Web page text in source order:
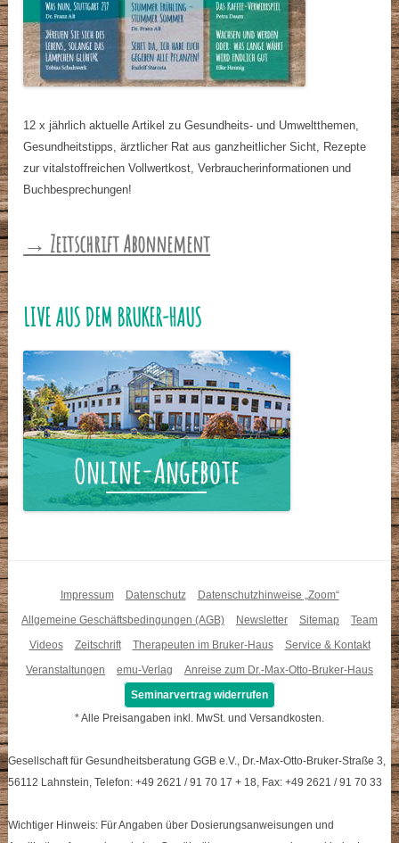
12 x jährlich aktuelle Artikel zu Gesundheits- und Umweltthemen,
Gesundheitstipps, ärztlicher Rat aus ganzheitlicher Sicht, Rezepte
zur vitalstoffreichen Vollwertkost, Verbraucherinformationen und
Buchbesprechungen!
→ Zeitschrift Abonnement
LIVE AUS DEM BRUKER-HAUS
Impressum Datenschutz
Datenschutzhinweise „Zoom“
Allgemeine Geschäftsbedingungen (AGB)
Newsletter Sitemap
Team
Videos
Zeitschrift Therapeuten im Bruker-Haus
Service & Kontakt
Veranstaltungen
emu-Verlag
Anreise zum Dr.-Max-Otto-Bruker-Haus
Seminarvertrag widerrufen
* Alle Preisangaben inkl. MwSt. und Versandkosten.
Gesellschaft für Gesundheitsberatung GGB e.V., Dr.-Max-Otto-Bruker-Straße 3,
56112 Lahnstein, Telefon: +49 2621 / 91 70 17 + 18, Fax: +49 2621 / 91 70 33
Wichtiger Hinweis: Für Angaben über Dosierungsanweisungen und